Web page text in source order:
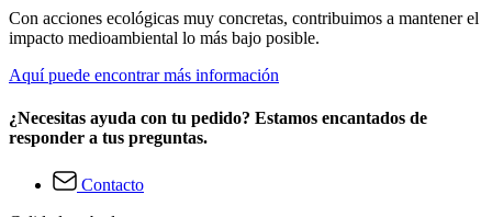
Con acciones ecológicas muy concretas, contribuimos a mantener el
impacto medioambiental lo más bajo posible.
Aquí puede encontrar más información
¿Necesitas ayuda con tu pedido? Estamos encantados de
responder a tus preguntas.
Contacto